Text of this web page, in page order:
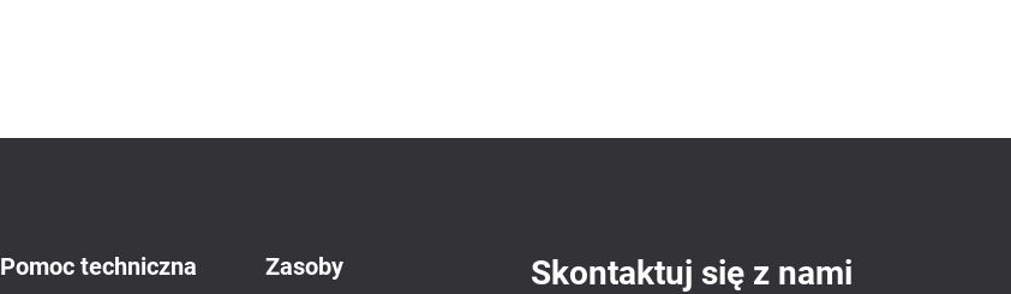
Pomoc techniczna Zasoby Skontaktuj się z nami